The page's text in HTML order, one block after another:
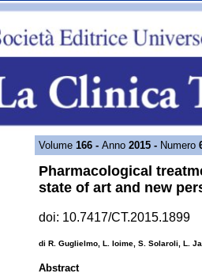
Volume 166 - Anno 2015 - Numero
Pharmacological
state of art and new
doi: 10.7417/CT.2015.1899
di R. Guglielmo, L. Ioime, S. Solaroli, L.
Abstract